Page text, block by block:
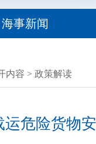
海事新闻
内容 > 政策解读
运危险货物